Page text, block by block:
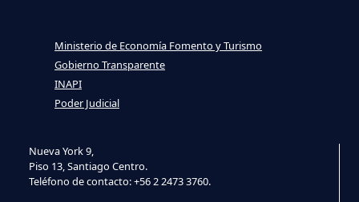
Nueva York 9,
Piso 13, Santiago Centro.
Teléfono de contacto: +56 2 2473 3760.
Ministerio de Economía Fomento y Turismo
Gobierno Transparente
INAPI
Poder Judicial